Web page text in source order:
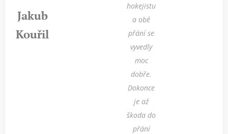
Jakub
Kouřil
hokejistu
a obě
přání se
vyvedly
moc
dobře.
Dokonce
je až
škoda do
přání